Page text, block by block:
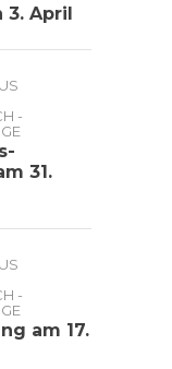
April
-
31.
-
am 17.